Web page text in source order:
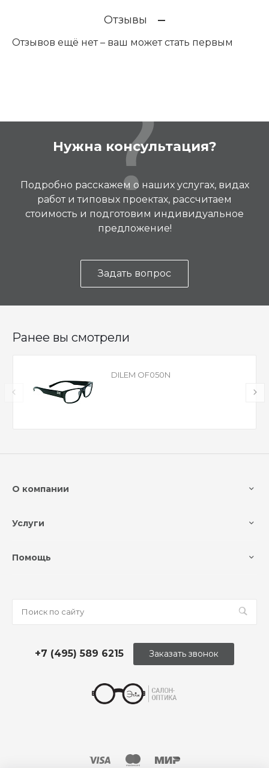
Отзывы
Отзывов ещё нет – ваш может стать первым
Нужна консультация?
Подробно расскажем о наших услугах, видах
работ и типовых проектах, рассчитаем
стоимость и подготовим индивидуальное
предложение!
Задать вопрос
Ранее вы смотрели
DILEM OF050N
О компании
Услуги
Помощь
+7 (495) 589 6215 Заказать звонок